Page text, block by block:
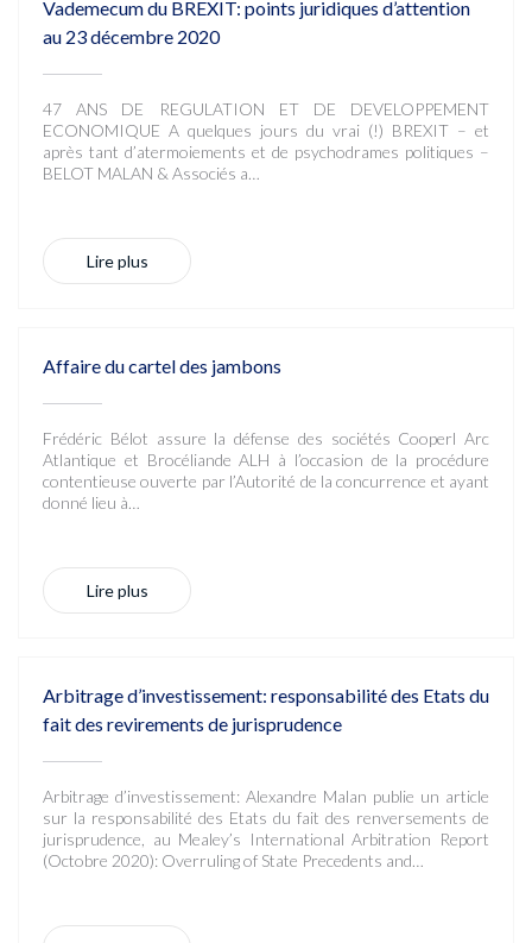
Vademecum du BREXIT: points juridiques d’attention
au 23 décembre 2020
47 ANS DE REGULATION ET DE DEVELOPPEMENT
ECONOMIQUE A quelques jours du vrai (!) BREXIT – et
après tant d’atermoiements et de psychodrames politiques –
BELOT MALAN & Associés a…
Lire plus
Affaire du cartel des jambons
Frédéric Bélot assure la défense des sociétés Cooperl Arc
Atlantique et Brocéliande ALH à l’occasion de la procédure
contentieuse ouverte par l’Autorité de la concurrence et ayant
donné lieu à…
Lire plus
Arbitrage d’investissement: responsabilité des Etats du
fait des revirements de jurisprudence
Arbitrage d’investissement: Alexandre Malan publie un article
sur la responsabilité des Etats du fait des renversements de
jurisprudence, au Mealey’s International Arbitration Report
(Octobre 2020): Overruling of State Precedents and…